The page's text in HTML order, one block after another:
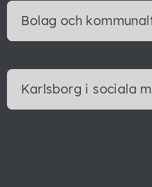
Bolag och
Karlsborg i sociala